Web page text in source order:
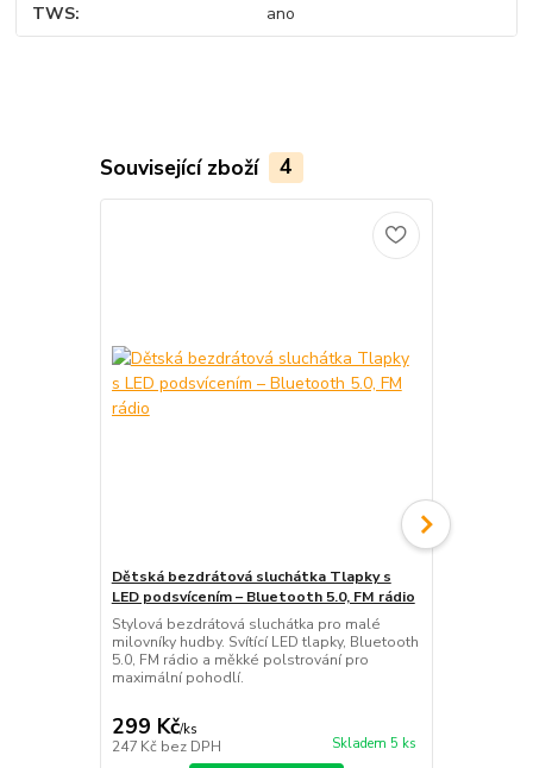
TWS ano
Související zboží 4
Dětská bezdrátová sluchátka Tlapky s
LED podsvícením – Bluetooth 5.0, FM rádio
Stylová bezdrátová sluchátka pro malé
milovníky hudby. Svítící LED tlapky, Bluetooth
5.0, FM rádio a měkké polstrování pro
maximální pohodlí.
299 Kč/ks
247 Kč bez DPH Skladem 5 ks